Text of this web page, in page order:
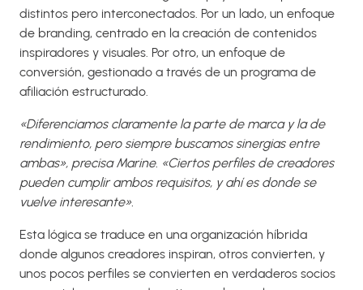
distintos pero interconectados. Por un lado, un enfoque
de branding, centrado en la creación de contenidos
inspiradores y visuales. Por otro, un enfoque de
conversión, gestionado a través de un programa de
afiliación estructurado.
«Diferenciamos claramente la parte de marca y la de
rendimiento, pero siempre buscamos sinergias entre
ambas», precisa Marine. «Ciertos perfiles de creadores
pueden cumplir ambos requisitos, y ahí es donde se
vuelve interesante».
Esta lógica se traduce en una organización híbrida
donde algunos creadores inspiran, otros convierten, y
unos pocos perfiles se convierten en verdaderos socios